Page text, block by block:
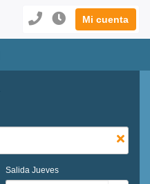
Mi cuenta
Salida Jueves